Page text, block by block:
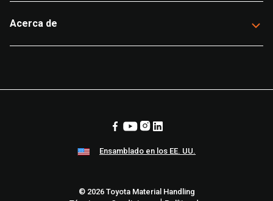
Acerca de
Ensamblado en los EE. UU.
© 2026 Toyota Material Handling